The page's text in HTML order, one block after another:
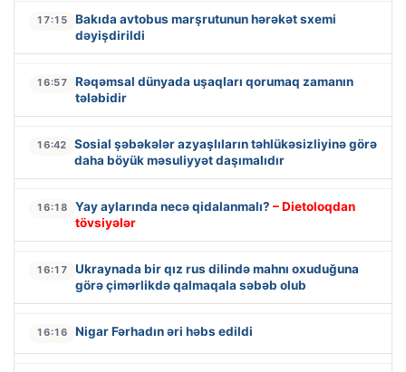
17:15
Bakıda avtobus marşrutunun hərəkət sxemi
dəyişdirildi
16:57
Rəqəmsal dünyada uşaqları qorumaq zamanın
tələbidir
16:42
Sosial şəbəkələr azyaşlıların təhlükəsizliyinə görə
daha böyük məsuliyyət daşımalıdır
16:18 Yay aylarında necə qidalanmalı? – Dietoloqdan
tövsiyələr
16:17
Ukraynada bir qız rus dilində mahnı oxuduğuna
görə çimərlikdə qalmaqala səbəb olub
16:16 Nigar Fərhadın əri həbs edildi